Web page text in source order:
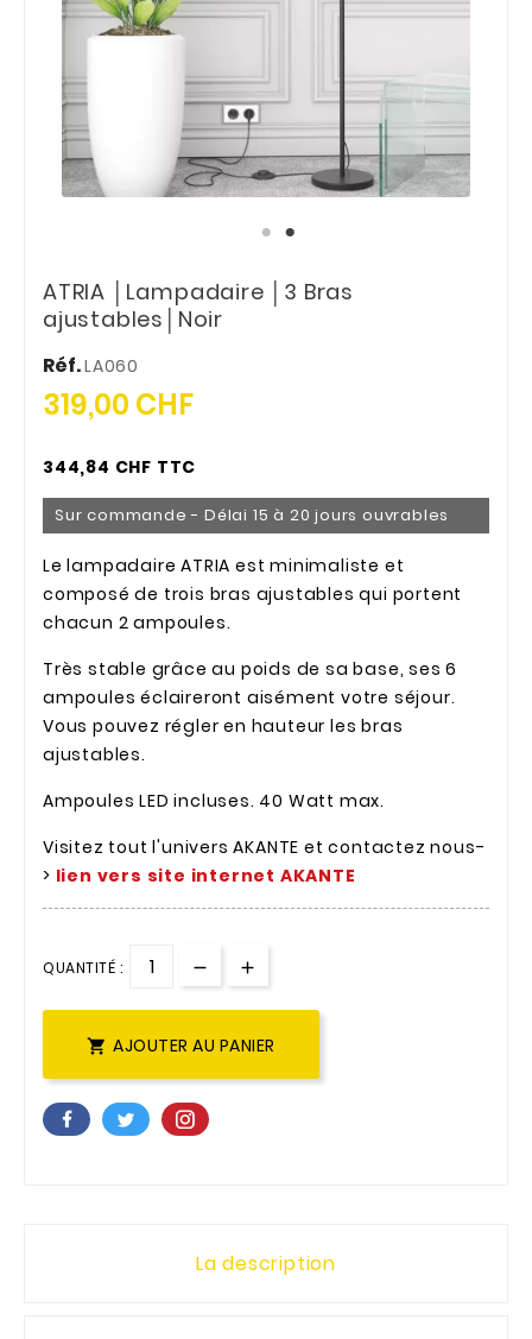
ATRIA │Lampadaire │3 Bras
ajustables│Noir
Réf.LA060
319,00 CHF
344,84 CHF TTC
Sur commande - Délai 15 à 20 jours ouvrables
Le lampadaire ATRIA est minimaliste et
composé de trois bras ajustables qui portent
chacun 2 ampoules.
Très stable grâce au poids de sa base, ses 6
ampoules éclaireront aisément votre séjour.
Vous pouvez régler en hauteur les bras
ajustables.
Ampoules LED incluses. 40 Watt max.
Visitez tout l'univers AKANTE et contactez nous-
> lien vers site internet AKANTE
QUANTITÉ :
 AJOUTER AU PANIER
La description